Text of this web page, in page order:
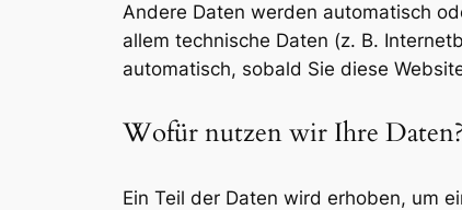
Andere Daten werden automatisch
allem technische Daten (z. B.
automatisch, sobald Sie diese
Wofür nutzen wir Ihre Daten?
Ein Teil der Daten wird erhoben, um